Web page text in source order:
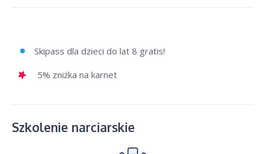
Skipass dla dzieci do lat 8 gratis!
5% zniżka na karnet
Szkolenie narciarskie